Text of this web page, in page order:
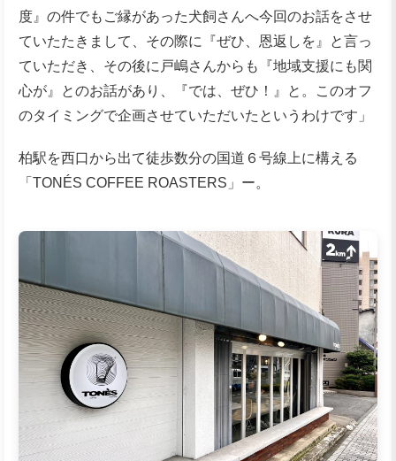
度』の件でもご縁があった犬飼さんへ今回のお話をさせ
ていたたきまして、その際に『ぜひ、恩返しを』と言っ
ていただき、その後に戸嶋さんからも『地域支援にも関
心が』とのお話があり、『では、ぜひ！』と。このオフ
のタイミングで企画させていただいたというわけです」
柏駅を西口から出て徒歩数分の国道６号線上に構える
「TONÉS COFFEE ROASTERS」ー。